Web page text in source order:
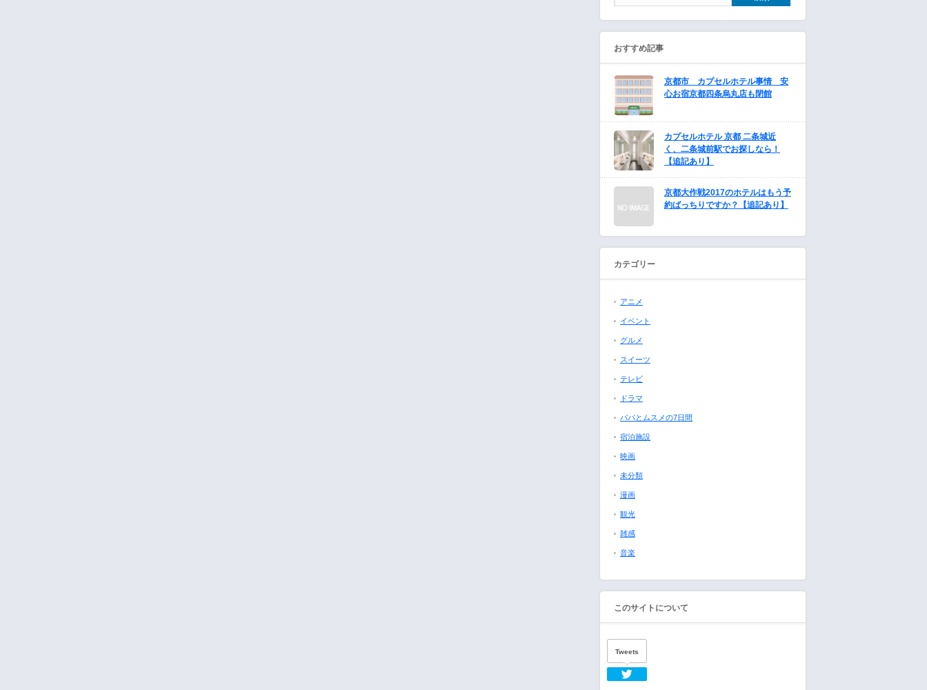
おすすめ記事
京都市 カプセルホテル事情 安
心お宿京都四条烏丸店も閉館
カプセルホテル 京都 二条城近
く、二条城前駅でお探しなら！
【追記あり】
京都大作戦2017のホテルはもう予
約ばっちりですか？【追記あり】
カテゴリー
アニメ
イベント
グルメ
スイーツ
テレビ
ドラマ
パパとムスメの7日間
宿泊施設
映画
未分類
漫画
観光
雑感
音楽
このサイトについて
Tweets